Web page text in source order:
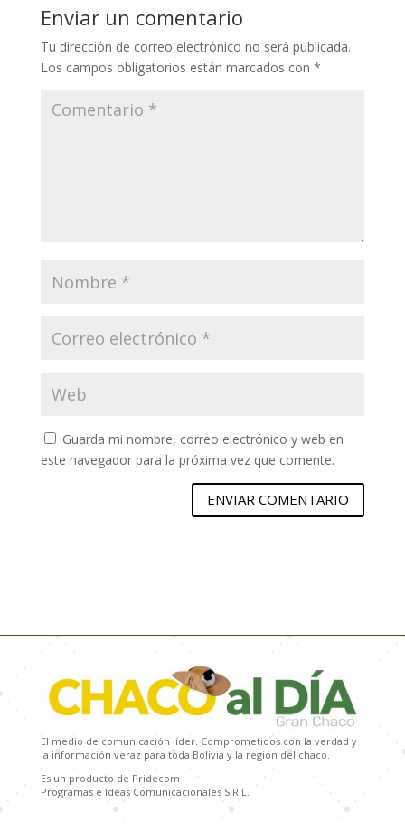
Enviar un comentario
Tu dirección de correo electrónico no será publicada.
Los campos obligatorios están marcados con *
Guarda mi nombre, correo electrónico y web en
este navegador para la próxima vez que comente.
ENVIAR COMENTARIO
El medio de comunicación líder. Comprometidos con la verdad y
la información veraz para toda Bolivia y la región del chaco.
Es un producto de Pridecom
Programas e Ideas Comunicacionales S.R.L.